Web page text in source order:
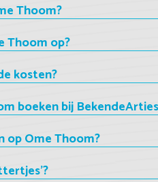
Thoom?
Thoom op?
kosten?
boeken bij
op Ome Thoom?